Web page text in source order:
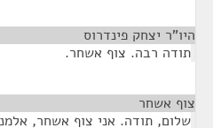
היו"ר יצחק פינדרוס
תודה רבה. צוף אשחר.
צוף אשחר
שלום, תודה. אני צוף אשחר,